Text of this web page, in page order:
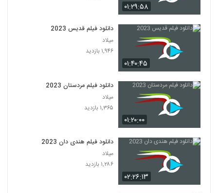
۰۱:۲۹:۵۸
۰۱:۴۰:۴۵
دانلود فیلم قدیس 2023
میلاد
۱,۹۴۶ بازدید
۰۱:۲۰:۰۰
دانلود فیلم مردستان 2023
میلاد
۱,۳۶۵ بازدید
۰۲:۲۶:۱۳
دانلود فیلم هندی دان 2023
میلاد
۱,۲۸۶ بازدید